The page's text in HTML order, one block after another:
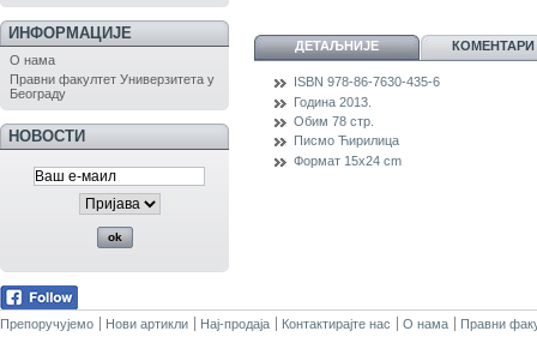
ИНФОРМАЦИЈЕ
О нама
Правни факултет Универзитета у
Београду
НОВОСТИ
ДЕТАЉНИЈЕ КОМЕНТАРИ
ISBN 978-86-7630-435-6
Година 2013.
Обим 78 стр.
Писмо Ћирилица
Формат 15x24 cm
Препоручујемо Нови артикли Нај-продаја Контактирајте нас О нама Правни